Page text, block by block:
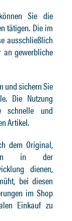
Sie die
tätigen. Die im
ausschließlich
an gewerbliche
und sichern Sie
Die Nutzung
schnelle und
Artikel.
dem Original,
in der
dienen,
bei diesen
im Shop
Einkauf zu